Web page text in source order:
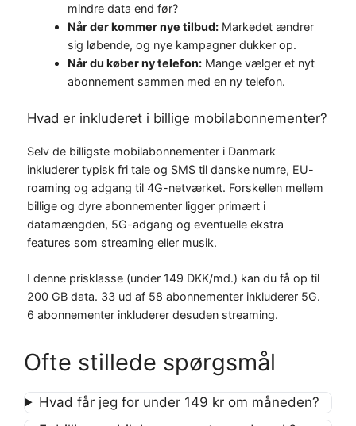
mindre data end før?
Når der kommer nye tilbud: Markedet ændrer
sig løbende, og nye kampagner dukker op.
Når du køber ny telefon: Mange vælger et nyt
abonnement sammen med en ny telefon.
Hvad er inkluderet i billige mobilabonnementer?
Selv de billigste mobilabonnementer i Danmark
inkluderer typisk fri tale og SMS til danske numre, EU-
roaming og adgang til 4G-netværket. Forskellen mellem
billige og dyre abonnementer ligger primært i
datamængden, 5G-adgang og eventuelle ekstra
features som streaming eller musik.
I denne prisklasse (under 149 DKK/md.) kan du få op til
200 GB data. 33 ud af 58 abonnementer inkluderer 5G.
6 abonnementer inkluderer desuden streaming.
Ofte stillede spørgsmål
Hvad får jeg for under 149 kr om måneden?